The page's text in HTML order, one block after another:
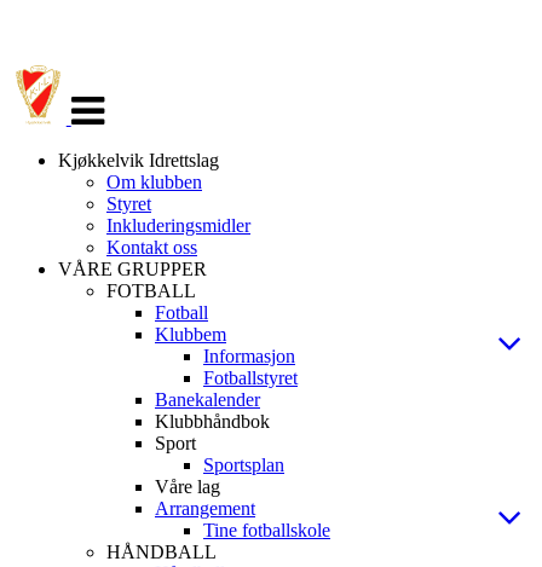
navigasjon
Kjøkkelvik Idrettslag
Om klubben
Styret
Inkluderingsmidler
Kontakt oss
VÅRE GRUPPER
FOTBALL
Fotball
Klubbem
Informasjon
Fotballstyret
Banekalender
Klubbhåndbok
Sport
Sportsplan
Våre lag
Arrangement
Tine fotballskole
HÅNDBALL